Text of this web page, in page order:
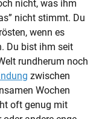
nicht, was ihm
nicht stimmt. Du
wenn es
Du bist ihm seit
rundherum noch
zwischen
Wochen
oft genug mit